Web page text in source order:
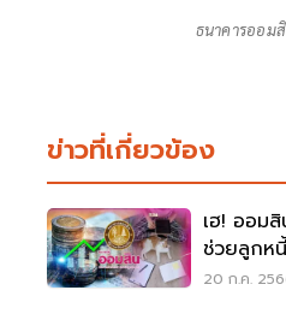
ธนาคารออม
ข่าวที่เกี่ยวข้อง
เฮ! ออม
ช่วยลูกห
20 ก.ค.